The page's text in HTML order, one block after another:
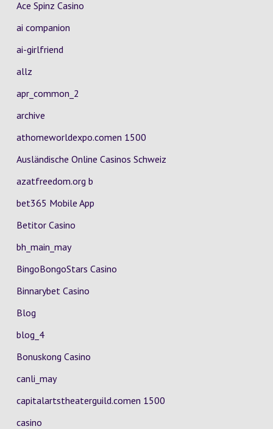
Ace Spinz Casino
ai companion
ai-girlfriend
allz
apr_common_2
archive
athomeworldexpo.comen 1500
Ausländische Online Casinos Schweiz
azatfreedom.org b
bet365 Mobile App
Betitor Casino
bh_main_may
BingoBongoStars Casino
Binnarybet Casino
Blog
blog_4
Bonuskong Casino
canli_may
capitalartstheaterguild.comen 1500
casino